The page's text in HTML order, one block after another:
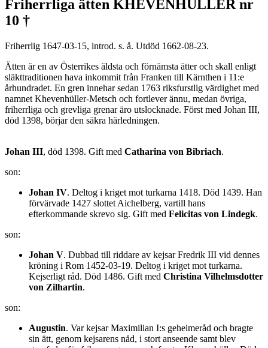
Friherrliga ätten KHEVENHÜLLER nr
10 †
Friherrlig 1647-03-15, introd. s. å. Utdöd 1662-08-23.
Ätten är en av Österrikes äldsta och förnämsta ätter och skall enligt
släkttraditionen hava inkommit från Franken till Kärnthen i 11:e
århundradet. En gren innehar sedan 1763 riksfurstlig värdighet med
namnet Khevenhüller-Metsch och fortlever ännu, medan övriga,
friherrliga och grevliga grenar äro utslocknade. Först med Johan III,
död 1398, börjar den säkra härledningen.
Johan III, död 1398. Gift med Catharina von Bibriach.
son:
Johan IV. Deltog i kriget mot turkarna 1418. Död 1439. Han
förvärvade 1427 slottet Aichelberg, vartill hans
efterkommande skrevo sig. Gift med Felicitas von Lindegk.
son:
Johan V. Dubbad till riddare av kejsar Fredrik III vid dennes
kröning i Rom 1452-03-19. Deltog i kriget mot turkarna.
Kejserligt råd. Död 1486. Gift med Christina Vilhelmsdotter
von Zilhartin.
son:
Augustin. Var kejsar Maximilian I:s geheimeråd och bragte
sin ätt, genom kejsarens nåd, i stort anseende samt blev